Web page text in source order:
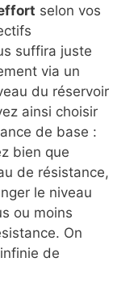
selon vos
suffira juste
via un
du réservoir
ainsi choisir
de base :
bien que
de résistance,
le niveau
ou moins
On
de